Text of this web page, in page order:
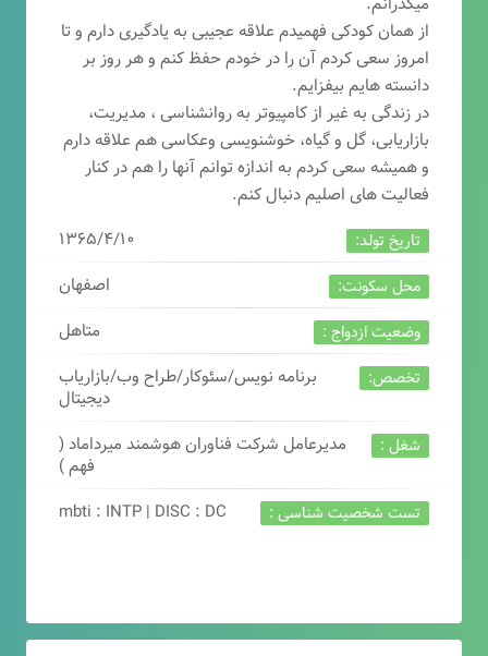
از همان کودکی فهمیدم علاقه عجیبی به یادگیری دارم و تا
امروز سعی کردم آن را در خودم حفظ کنم و هر روز بر
دانسته هایم بیفزایم.
در زندگی به غیر از کامپیوتر به روانشناسی ، مدیریت،
بازاریابی، گل و گیاه، خوشنویسی وعکاسی هم علاقه دارم
و همیشه سعی کردم به اندازه توانم آنها را هم در کنار
فعالیت های اصلیم دنبال کنم.
تاریخ تولد: ۱۳۶۵/۴/۱۰
محل سکونت: اصفهان
وضعیت ازدواج : متاهل
تخصص:
برنامه نویس/سئوکار/طراح وب/بازاریاب
دیجیتال
شغل :
مدیرعامل شرکت فناوران هوشمند میرداماد (
فهم )
تست شخصیت شناسی : mbti : INTP | DISC : DC